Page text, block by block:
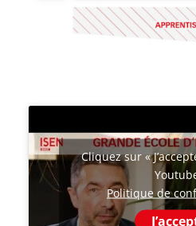
Cliquez sur «
Politique de